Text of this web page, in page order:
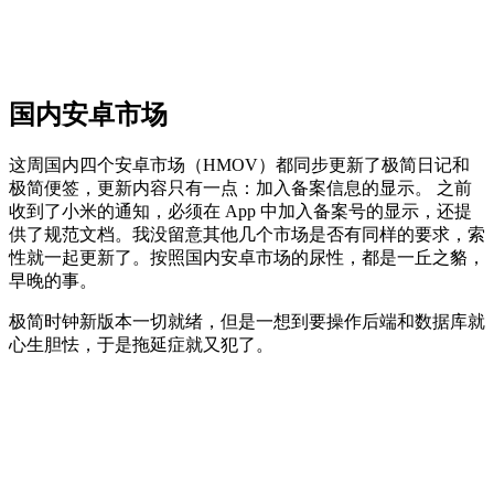
国内安卓市场
这周国内四个安卓市场（HMOV）都同步更新了极简日记和
极简便签，更新内容只有一点：加入备案信息的显示。 之前
收到了小米的通知，必须在 App 中加入备案号的显示，还提
供了规范文档。我没留意其他几个市场是否有同样的要求，索
性就一起更新了。按照国内安卓市场的尿性，都是一丘之貉，
早晚的事。
极简时钟新版本一切就绪，但是一想到要操作后端和数据库就
心生胆怯，于是拖延症就又犯了。